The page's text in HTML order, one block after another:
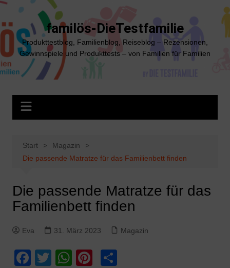
Zum
springen
familös-DieTestfamilie
Produkttestblog, Familienblog, Reiseblog – Rezensionen,
Gewinnspiele und Produkttests – von Familien für Familien
Start
Magazin
Die passende Matratze für das Familienbett finden
Die passende Matratze für das
Familienbett finden
Eva 31. März 2023 Magazin
F T W Pi T